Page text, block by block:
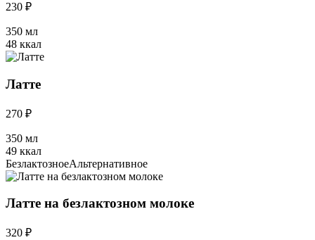
230 ₽
350 мл
48 ккал
Латте
270 ₽
350 мл
49 ккал
БезлактозноеАльтернативное
Латте на безлактозном молоке
320 ₽